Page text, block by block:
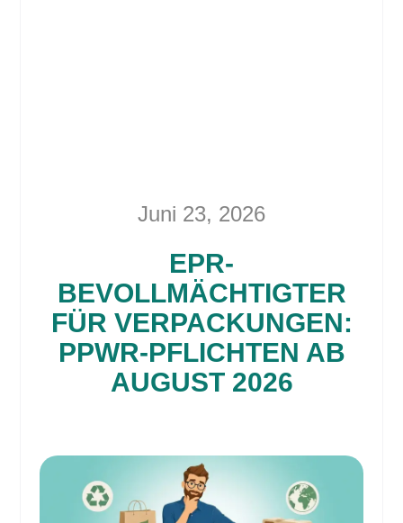
Juni 23, 2026
EPR-
BEVOLLMÄCHTIGTER
FÜR VERPACKUNGEN:
PPWR-PFLICHTEN AB
AUGUST 2026